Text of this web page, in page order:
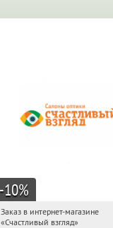
-10%
01:33:03
Получи
Заказ в интернет-магазине
«Счастливый взгляд»